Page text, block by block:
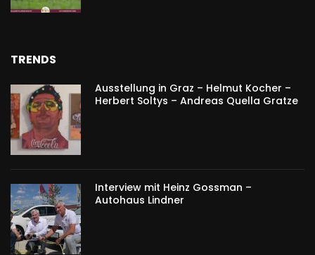
TRENDS
Ausstellung in Graz – Helmut Kocher –
Herbert Soltys – Andreas Quella Gratze
Interview mit Heinz Gossman –
Autohaus Lindner